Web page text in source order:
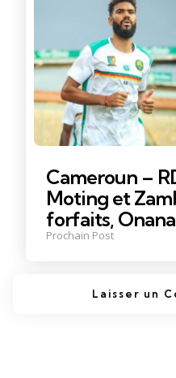
Cameroun –
Moting et
forfaits,
Prochain Post
Laisser un